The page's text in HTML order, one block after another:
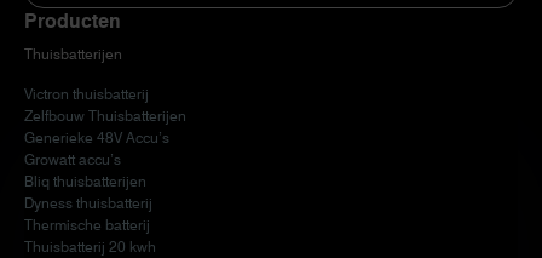
Producten
Thuisbatterijen
Victron thuisbatterij
Zelfbouw Thuisbatterijen
Generieke 48V Accu’s
Growatt accu’s
Bliq thuisbatterijen
Dyness thuisbatterij
Thermische batterij
Thuisbatterij 20 kwh